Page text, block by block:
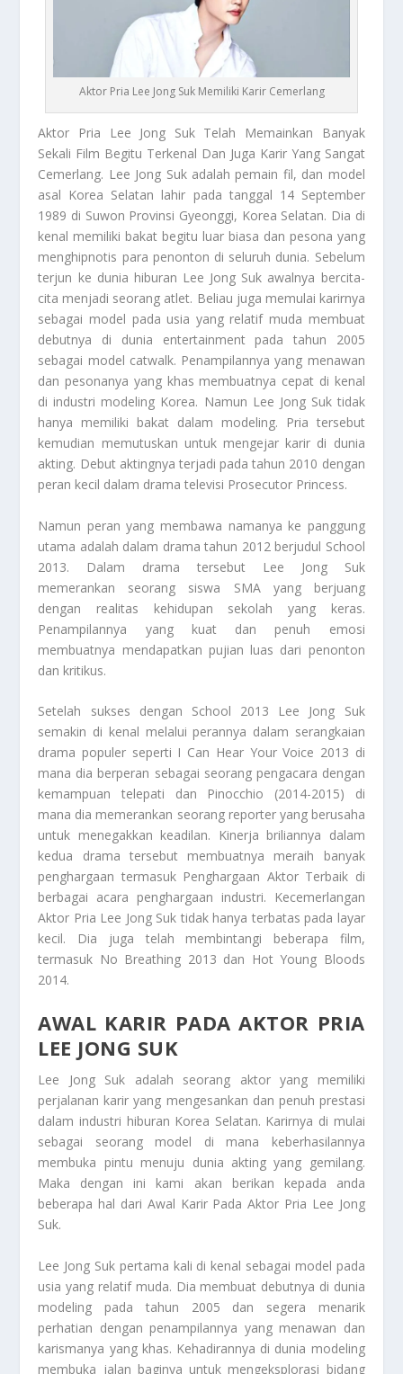
Aktor Pria Lee Jong Suk Memiliki Karir Cemerlang
Aktor Pria Lee Jong Suk Telah Memainkan Banyak
Sekali Film Begitu Terkenal Dan Juga Karir Yang Sangat
Cemerlang. Lee Jong Suk adalah pemain fil, dan model
asal Korea Selatan lahir pada tanggal 14 September
1989 di Suwon Provinsi Gyeonggi, Korea Selatan. Dia di
kenal memiliki bakat begitu luar biasa dan pesona yang
menghipnotis para penonton di seluruh dunia. Sebelum
terjun ke dunia hiburan Lee Jong Suk awalnya bercita-
cita menjadi seorang atlet. Beliau juga memulai karirnya
sebagai model pada usia yang relatif muda membuat
debutnya di dunia entertainment pada tahun 2005
sebagai model catwalk. Penampilannya yang menawan
dan pesonanya yang khas membuatnya cepat di kenal
di industri modeling Korea. Namun Lee Jong Suk tidak
hanya memiliki bakat dalam modeling. Pria tersebut
kemudian memutuskan untuk mengejar karir di dunia
akting. Debut aktingnya terjadi pada tahun 2010 dengan
peran kecil dalam drama televisi Prosecutor Princess.
Namun peran yang membawa namanya ke panggung
utama adalah dalam drama tahun 2012 berjudul School
2013. Dalam drama tersebut Lee Jong Suk
memerankan seorang siswa SMA yang berjuang
dengan realitas kehidupan sekolah yang keras.
Penampilannya yang kuat dan penuh emosi
membuatnya mendapatkan pujian luas dari penonton
dan kritikus.
Setelah sukses dengan School 2013 Lee Jong Suk
semakin di kenal melalui perannya dalam serangkaian
drama populer seperti I Can Hear Your Voice 2013 di
mana dia berperan sebagai seorang pengacara dengan
kemampuan telepati dan Pinocchio (2014-2015) di
mana dia memerankan seorang reporter yang berusaha
untuk menegakkan keadilan. Kinerja briliannya dalam
kedua drama tersebut membuatnya meraih banyak
penghargaan termasuk Penghargaan Aktor Terbaik di
berbagai acara penghargaan industri. Kecemerlangan
Aktor Pria Lee Jong Suk tidak hanya terbatas pada layar
kecil. Dia juga telah membintangi beberapa film,
termasuk No Breathing 2013 dan Hot Young Bloods
2014.
AWAL KARIR PADA AKTOR PRIA
LEE JONG SUK
Lee Jong Suk adalah seorang aktor yang memiliki
perjalanan karir yang mengesankan dan penuh prestasi
dalam industri hiburan Korea Selatan. Karirnya di mulai
sebagai seorang model di mana keberhasilannya
membuka pintu menuju dunia akting yang gemilang.
Maka dengan ini kami akan berikan kepada anda
beberapa hal dari Awal Karir Pada Aktor Pria Lee Jong
Suk.
Lee Jong Suk pertama kali di kenal sebagai model pada
usia yang relatif muda. Dia membuat debutnya di dunia
modeling pada tahun 2005 dan segera menarik
perhatian dengan penampilannya yang menawan dan
karismanya yang khas. Kehadirannya di dunia modeling
membuka jalan baginya untuk mengeksplorasi bidang